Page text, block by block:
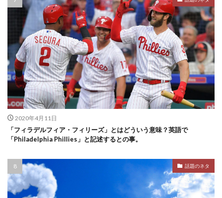
2020年4月11日
「フィラデルフィア・フィリーズ」とはどういう意味？英語で
「Philadelphia Phillies」と記述するとの事。
話題のネタ